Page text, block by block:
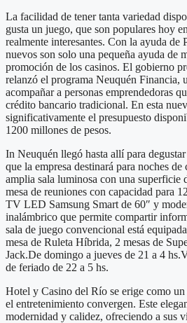
La facilidad de tener tanta variedad
gusta un juego, que son populares hoy
realmente interesantes. Con la ayuda de
nuevos son solo una pequeña ayuda de
promoción de los casinos. El gobierno
relanzó el programa Neuquén Financia,
acompañar a personas emprendedoras
crédito bancario tradicional. En esta
significativamente el presupuesto
1200 millones de pesos.
In Neuquén llegó hasta allí para
que la empresa destinará para noches de
amplia sala luminosa con una superficie
mesa de reuniones con capacidad para
TV LED Samsung Smart de 60″ y
inalámbrico que permite compartir
sala de juego convencional está
mesa de Ruleta Híbrida, 2 mesas de
Jack.De domingo a jueves de 21 a 4
de feriado de 22 a 5 hs.
Hotel y Casino del Río se erige como
el entretenimiento convergen. Este
modernidad y calidez, ofreciendo a sus